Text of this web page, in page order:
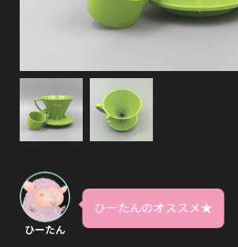
ひーたん
ひーたんのオススメ★